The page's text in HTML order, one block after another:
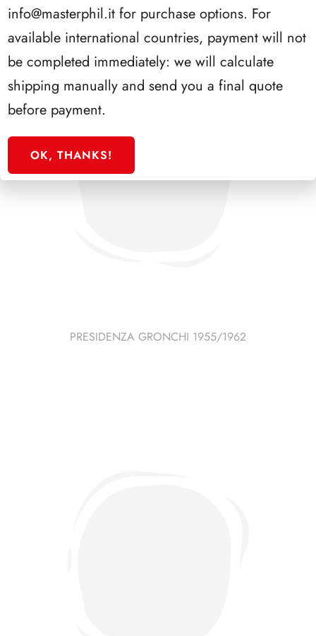
PRESIDENZA GRONCHI 1955/1962
info@masterphil.it for purchase options. For
available international countries, payment will not
be completed immediately: we will calculate
shipping manually and send you a final quote
before payment.
OK, THANKS!